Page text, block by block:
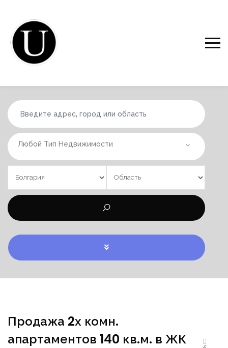
Любой Тип Недвижимости
Продажа 2х комн.
апартаментов 140 кв.м. в ЖК